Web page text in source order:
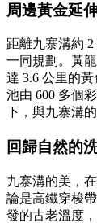
周邊黃金延
距離九寨溝約
一同規劃。黃
達 3.6 公里的
池由 600 多個
下，與九寨溝
回歸自然的
九寨溝的美，
論是高鐵穿梭
發的古老溫度